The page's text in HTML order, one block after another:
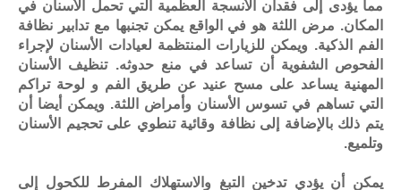
مما يؤدى إلى فقدان الأنسجة العظمية التي تحمل الأسنان في
المكان. مرض اللثة هو في الواقع يمكن تجنبها مع تدابير نظافة
الفم الذكية. ويمكن للزيارات المنتظمة لعيادات الأسنان لإجراء
الفحوص الشفوية أن تساعد في منع حدوثه. تنظيف الأسنان
المهنية يساعد على مسح عنيد عن طريق الفم و لوحة تراكم
التي تساهم في تسوس الأسنان وأمراض اللثة. ويمكن أيضا أن
يتم ذلك بالإضافة إلى نظافة وقائية تنطوي على تحجيم الأسنان
وتلميع.
يمكن أن يؤدي تدخين التبغ والاستهلاك المفرط للكحول إلى